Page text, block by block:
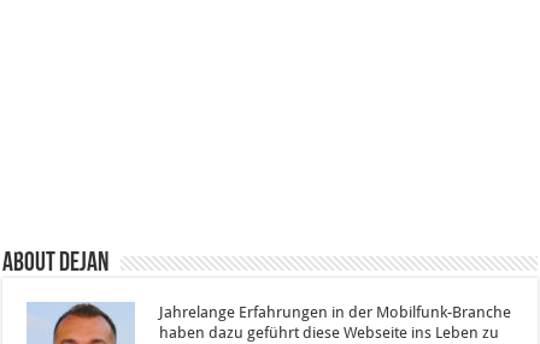
About Dejan
Jahrelange Erfahrungen in der Mobilfunk-Branche
haben dazu geführt diese Webseite ins Leben zu